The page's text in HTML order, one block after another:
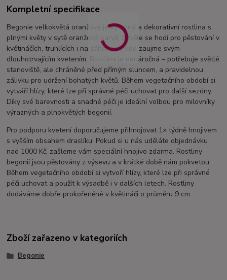
Kompletní specifikace
Begonie velkokvětá oranžová je výrazná a dekorativní rostlina s
plnými květy v sytě oranžové barvě. Skvěle se hodí pro pěstování v
květináčích, truhlících i na záhonech, kde zaujme svým
dlouhotrvajícím kvetením. Rostlina je nenáročná – potřebuje světlé
stanoviště, ale chráněné před přímým sluncem, a pravidelnou
zálivku pro udržení bohatých květů. Během vegetačního období si
vytváří hlízy, které lze při správné péči uchovat pro další sezóny.
Díky své barevnosti a snadné péči je ideální volbou pro milovníky
výrazných a plnokvětých begonií.
Pro podporu kvetení doporučujeme přihnojovat 1× týdně hnojivem
s vyšším obsahem draslíku. Pokud si u nás uděláte objednávku
nad 1000 Kč, zašleme vám speciální hnojivo zdarma. Rostliny
begonií jsou pěstovány z výsevu a v krátké době nám pokvetou.
Během vegetačního období si vytvoří hlízy, které lze při správné
péči uchovat a použít k výsadbě i v dalších letech. Rostliny
dodáváme dobře prokořeněné v květináči o průměru 9 cm.
Zboží zařazeno v kategoriích
Begonie